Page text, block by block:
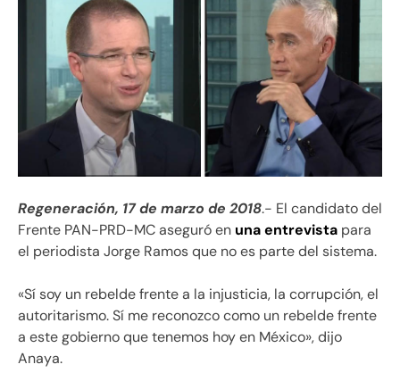
Regeneración, 17 de marzo de 2018.- El candidato del
Frente PAN-PRD-MC aseguró en una entrevista para
el periodista Jorge Ramos que no es parte del sistema.
«Sí soy un rebelde frente a la injusticia, la corrupción, el
autoritarismo. Sí me reconozco como un rebelde frente
a este gobierno que tenemos hoy en México», dijo
Anaya.